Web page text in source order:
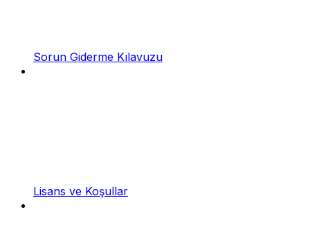
Sorun Giderme Kılavuzu
Lisans ve Koşullar